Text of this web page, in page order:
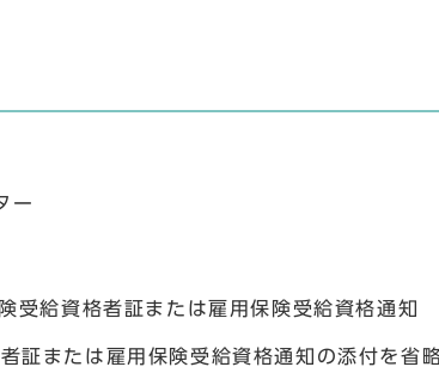
ー
受給資格者証または雇用保険受給資格通知
証または雇用保険受給資格通知の添付を省